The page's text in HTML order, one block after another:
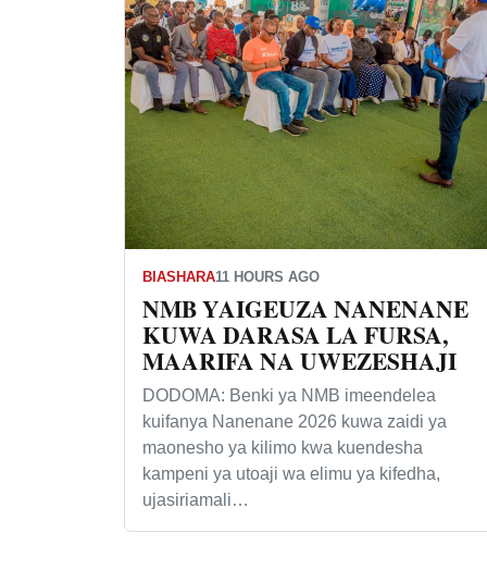
BIASHARA11 HOURS AGO
NMB YAIGEUZA NANENANE
KUWA DARASA LA FURSA,
MAARIFA NA UWEZESHAJI
DODOMA: Benki ya NMB imeendelea
kuifanya Nanenane 2026 kuwa zaidi ya
maonesho ya kilimo kwa kuendesha
kampeni ya utoaji wa elimu ya kifedha,
ujasiriamali…